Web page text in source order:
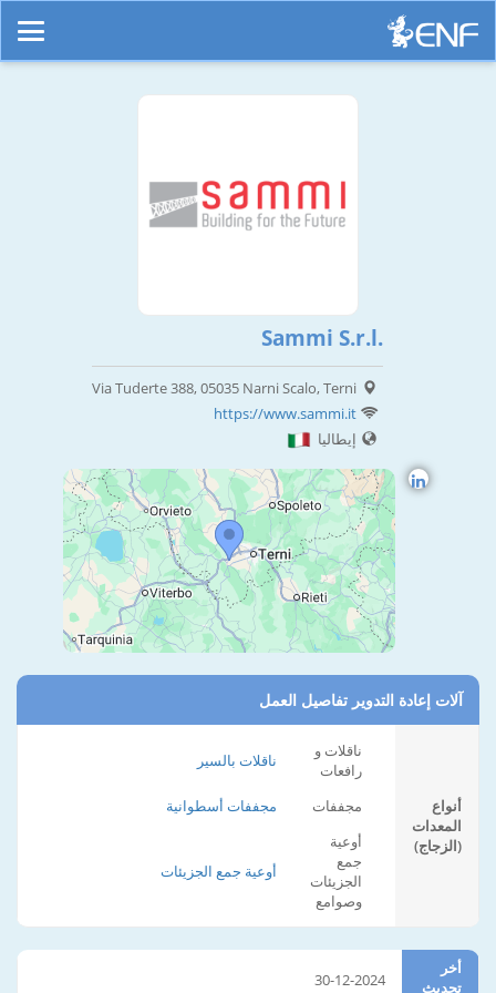
Sammi S.r.l.
Via Tuderte 388, 05035 Narni Scalo, Terni
https://www.sammi.it
إيطاليا
آلات إعادة التدوير تفاصيل العمل
أنواع
المعدات
(الزجاج)
ناقلات و
رافعات
ناقلات بالسير
مجففات
مجففات أسطوانية
أوعية
جمع
الجزيئات
وصوامع
أوعية جمع الجزيئات
أخر
تحديث
30-12-2024